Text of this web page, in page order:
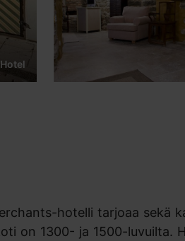
hotelli tarjoaa sekä
on 1300- ja 1500-luvuilta.